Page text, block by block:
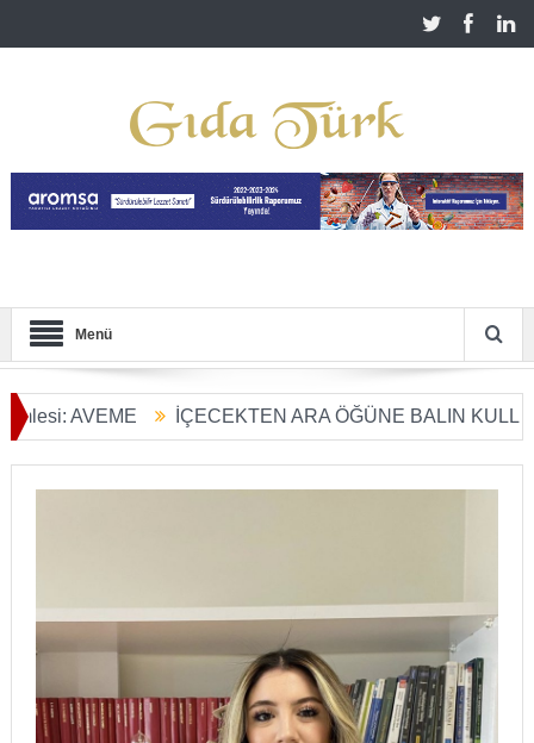
Menü
İÇECEKTEN ARA ÖĞÜNE BALIN KULLANIM
Başladı